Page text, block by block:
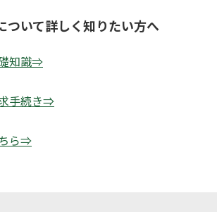
ついて詳しく知りたい方へ
知識⇒
手続き⇒
ら⇒